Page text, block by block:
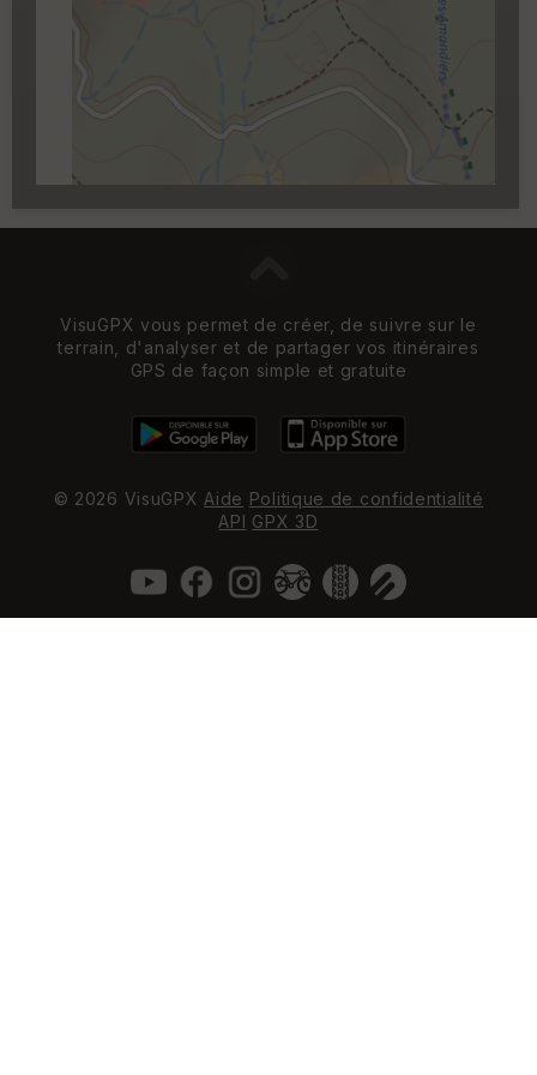
(1km à partir du niveau de
VisuGPX vous permet de créer, de suivre sur le
terrain, d'analyser et de partager vos itinéraires
GPS de façon simple et gratuite
© 2026 VisuGPX Aide Politique de confidentialité
API GPX 3D